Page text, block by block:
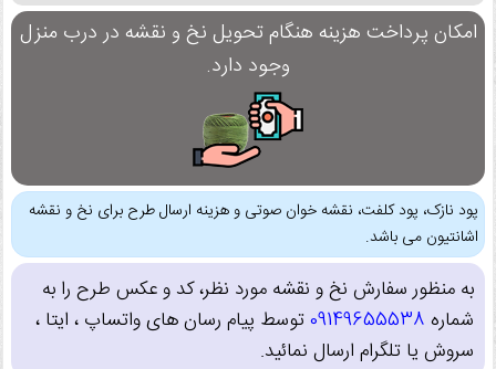
امکان پرداخت هزینه هنگام تحویل نخ و نقشه در درب منزل
وجود دارد.
پود نازک، پود کلفت، نقشه خوان صوتی و هزینه ارسال طرح برای نخ و نقشه
اشانتیون می باشد.
به منظور سفارش نخ و نقشه مورد نظر، کد و عکس طرح را به
شماره 09149655538توسط پیام رسان های واتساپ ، ایتا ،
سروش یا تلگرام ارسال نمائید.